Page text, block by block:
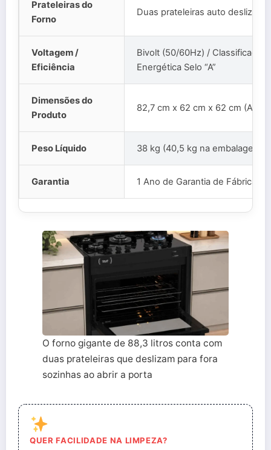
Prateleiras do
Forno
Duas prateleiras auto
Voltagem /
Eficiência
Bivolt (50/60Hz) / Classificação
Energética Selo “A”
Dimensões do
Produto
82,7 cm x 62 cm x 62 cm (A x L
Peso Líquido 38 kg (40,5 kg na embalagem)
Garantia 1 Ano de Garantia de Fábrica
O forno gigante de 88,3 litros conta com
duas prateleiras que deslizam para fora
sozinhas ao abrir a porta
QUER FACILIDADE NA LIMPEZA?